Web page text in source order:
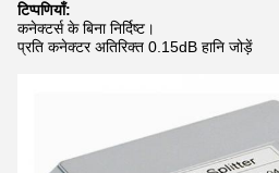
टिप्पणियाँ:
कनेक्टर्स के बिना निर्दिष्ट।
प्रति कनेक्टर अतिरिक्त 0.15dB हानि जोड़ें